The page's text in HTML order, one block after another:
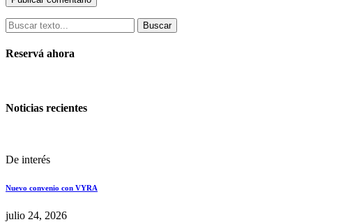
Buscar
Reservá ahora
Noticias recientes
De interés
Nuevo convenio con VYRA
julio 24, 2026